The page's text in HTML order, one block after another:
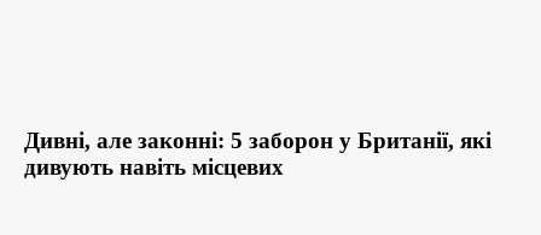
Дивні, але законні: 5 заборон у Британії, які
дивують навіть місцевих